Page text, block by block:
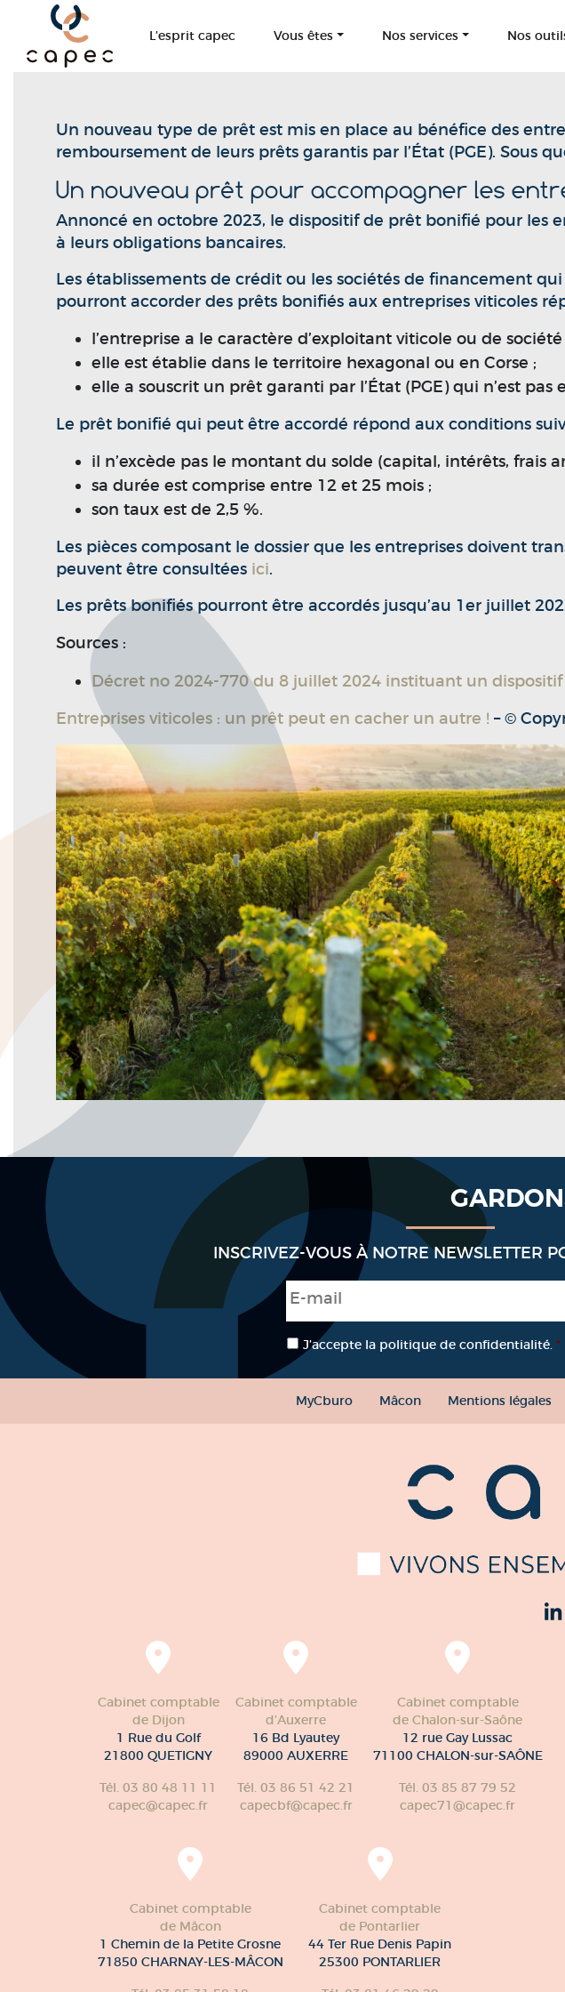
Panneau de gestion des cookies
L’esprit capec Vous êtes Nos services Nos
Un nouveau type de prêt est mis en place au bénéfice des
remboursement de leurs prêts garantis par l’État (PGE). Sous
Un nouveau prêt pour accompagner les
Annoncé en octobre 2023, le dispositif de prêt bonifié pour les
à leurs obligations bancaires.
Les établissements de crédit ou les sociétés de financement
pourront accorder des prêts bonifiés aux entreprises viticoles
l’entreprise a le caractère d’exploitant viticole ou de
elle est établie dans le territoire hexagonal ou en Corse ;
elle a souscrit un prêt garanti par l’État (PGE) qui n’est pas
Le prêt bonifié qui peut être accordé répond aux conditions
il n’excède pas le montant du solde (capital, intérêts, frais
sa durée est comprise entre 12 et 25 mois ;
son taux est de 2,5 %.
Les pièces composant le dossier que les entreprises doivent
peuvent être consultées ici.
Les prêts bonifiés pourront être accordés jusqu’au 1er juillet
Sources :
Décret no 2024-770 du 8 juillet 2024 instituant un
Entreprises viticoles : un prêt peut en cacher un autre ! – ©
INSCRIVEZ-VOUS À NOTRE NEWSLETTER
E-mail
RGPD *
J’accepte la politique de confidentialité. *
MyCburo Mâcon Mentions légales
Cabinet comptable
de Dijon
1 Rue du Golf
21800 QUETIGNY
Tél. 03 80 48 11 11
capec@capec.fr
Cabinet comptable
d'Auxerre
16 Bd Lyautey
89000 AUXERRE
Tél. 03 86 51 42 21
capecbf@capec.fr
Cabinet comptable
de Chalon-sur-Saône
12 rue Gay Lussac
71100 CHALON-sur-SAÔNE
Tél. 03 85 87 79 52
capec71@capec.fr
Cabinet comptable
de Mâcon
1 Chemin de la Petite Grosne
71850 CHARNAY-LES-MÂCON
Cabinet comptable
de Pontarlier
44 Ter Rue Denis Papin
25300 PONTARLIER